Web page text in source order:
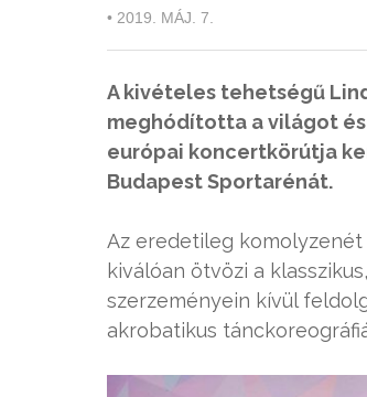
• 2019. MÁJ. 7.
A kivételes tehetségű
meghódította a világot és
európai koncertkörútja
Budapest Sportarénát.
Az eredetileg
kiválóan ötvözi a
szerzeményein kívül
akrobatikus